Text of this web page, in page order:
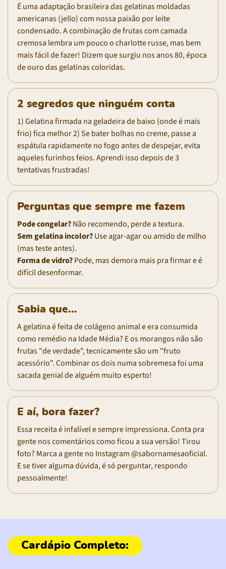
É uma adaptação brasileira das gelatinas moldadas
americanas (jello) com nossa paixão por leite
condensado. A combinação de frutas com camada
cremosa lembra um pouco o charlotte russe, mas bem
mais fácil de fazer! Dizem que surgiu nos anos 80, época
de ouro das gelatinas coloridas.
2 segredos que ninguém conta
1) Gelatina firmada na geladeira de baixo (onde é mais
frio) fica melhor 2) Se bater bolhas no creme, passe a
espátula rapidamente no fogo antes de despejar, evita
aqueles furinhos feios. Aprendi isso depois de 3
tentativas frustradas!
Perguntas que sempre me fazem
Pode congelar?Não recomendo, perde a textura.
Sem gelatina incolor?Use agar-agar ou amido de milho
(mas teste antes).
Forma de vidro?Pode, mas demora mais pra firmar e é
difícil desenformar.
Sabia que...
A gelatina é feita de colágeno animal e era consumida
como remédio na Idade Média? E os morangos não são
frutas "de verdade", tecnicamente são um "fruto
acessório". Combinar os dois numa sobremesa foi uma
sacada genial de alguém muito esperto!
E aí, bora fazer?
Essa receita é infalível e sempre impressiona. Conta pra
gente nos comentários como ficou a sua versão! Tirou
foto? Marca a gente no Instagram @sabornamesaoficial.
E se tiver alguma dúvida, é só perguntar, respondo
pessoalmente!